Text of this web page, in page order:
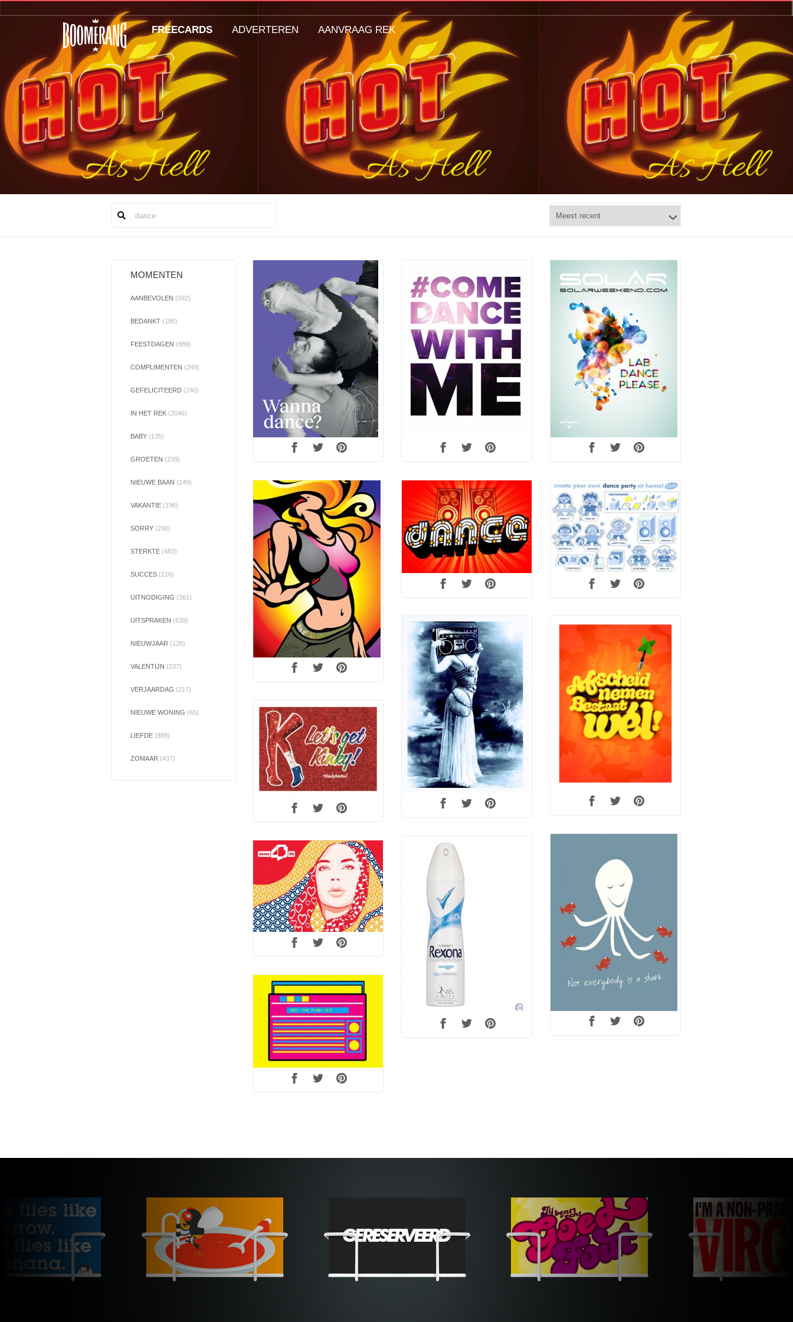
MOMENTEN
AANBEVOLEN (692)
BEDANKT (185)
FEESTDAGEN (889)
COMPLIMENTEN (249)
GEFELICITEERD (240)
IN HET REK (2046)
BABY (135)
GROETEN (239)
NIEUWE BAAN (149)
VAKANTIE (196)
SORRY (240)
STERKTE (483)
SUCCES (216)
UITNODIGING (361)
UITSPRAKEN (639)
NIEUWJAAR (128)
VALENTIJN (237)
VERJAARDAG (217)
NIEUWE WONING (65)
LIEFDE (889)
ZOMAAR (437)
FREECARDS ADVERTEREN AANVRAAG REK